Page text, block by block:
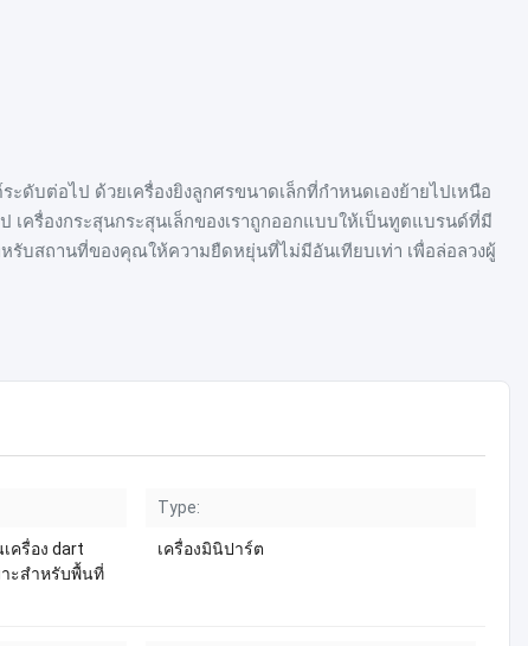
ดับต่อไป ด้วยเครื่องยิงลูกศรขนาดเล็กที่กําหนดเองย้ายไปเหนือ
เครื่องกระสุนกระสุนเล็กของเราถูกออกแบบให้เป็นทูตแบรนด์ที่มี
รับสถานที่ของคุณให้ความยืดหยุ่นที่ไม่มีอันเทียบเท่า เพื่อล่อลวงผู้
ครื่อง dart
าะสําหรับพื้นที่
Type:
เครื่องมินิปาร์ต